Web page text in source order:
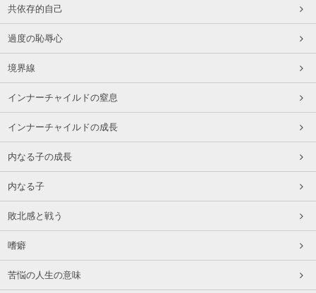
共依存的自己
過度の恥辱心
境界線
インナーチャイルドの窒息
インナーチャイルドの成長
内なる子の成長
内なる子
敗北感と戦う
嗜癖
苦悩の人生の意味